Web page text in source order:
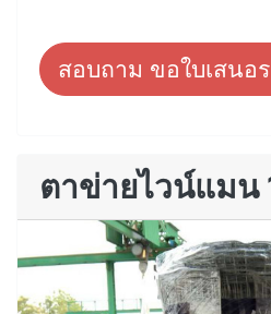
สอบถาม ขอใบเสนอ
ตาข่ายไวน์แมน